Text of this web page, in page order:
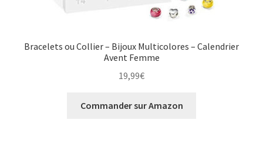
Bracelets ou Collier – Bijoux Multicolores – Calendrier
Avent Femme
19,99€
Commander sur Amazon